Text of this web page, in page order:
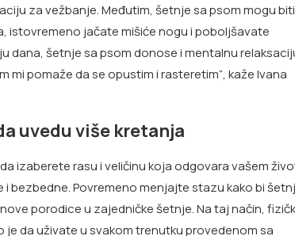
za vežbanje. Međutim, šetnje sa psom mogu biti
istovremeno jačate mišiće nogu i poboljšavate
dana, šetnje sa psom donose i mentalnu
pomaže da se opustim i rasteretim“, kaže Ivana
uvedu više kretanja
izaberete rasu i veličinu koja odgovara vašem
bezbedne. Povremeno menjajte stazu kako bi
porodice u zajedničke šetnje. Na taj način,
je da uživate u svakom trenutku provedenom sa